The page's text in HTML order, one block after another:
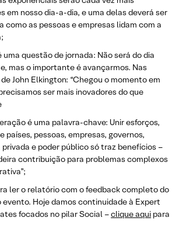
em nosso dia-a-dia, e uma delas deverá ser
como as pessoas e empresas lidam com a
uma questão de jornada: Não será do dia
mas o importante é avançarmos. Nas
John Elkington: “Chegou o momento em
ser mais inovadores do que
é uma palavra-chave: Unir esforços,
países, pessoas, empresas, governos,
e poder público só traz benefícios –
contribuição para problemas complexos
ler o relatório com o feedback completo do
evento. Hoje damos continuidade à Expert
focados no pilar Social –clique aqui para